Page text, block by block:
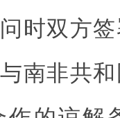
时双方
南非共